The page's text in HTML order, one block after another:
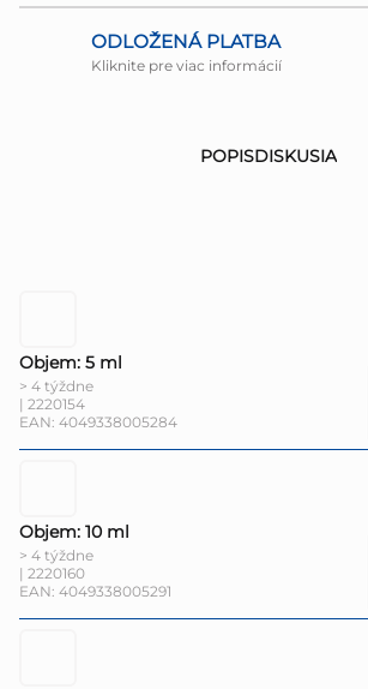
ODLOŽENÁ PLATBA
Kliknite pre viac informácií
POPISDISKUSIA
Objem: 5 ml
> 4 týždne
| 2220154
EAN: 4049338005284
Objem: 10 ml
> 4 týždne
| 2220160
EAN: 4049338005291